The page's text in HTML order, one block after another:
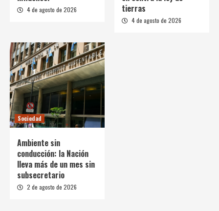
4 de agosto de 2026
tierras
4 de agosto de 2026
Sociedad
Ambiente sin
conducción: la Nación
lleva más de un mes sin
subsecretario
2 de agosto de 2026